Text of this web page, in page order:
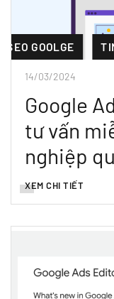
SEO GOOLGE
14/03/2024
Google
tư vấn
nghiệp
XEM CHI TIẾT